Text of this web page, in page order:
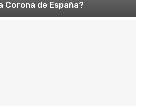
Corona de España?